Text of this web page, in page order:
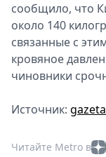
сообщило, что
около 140
связанные с
кровяное
чиновники
Источник:
Читайте Metro в